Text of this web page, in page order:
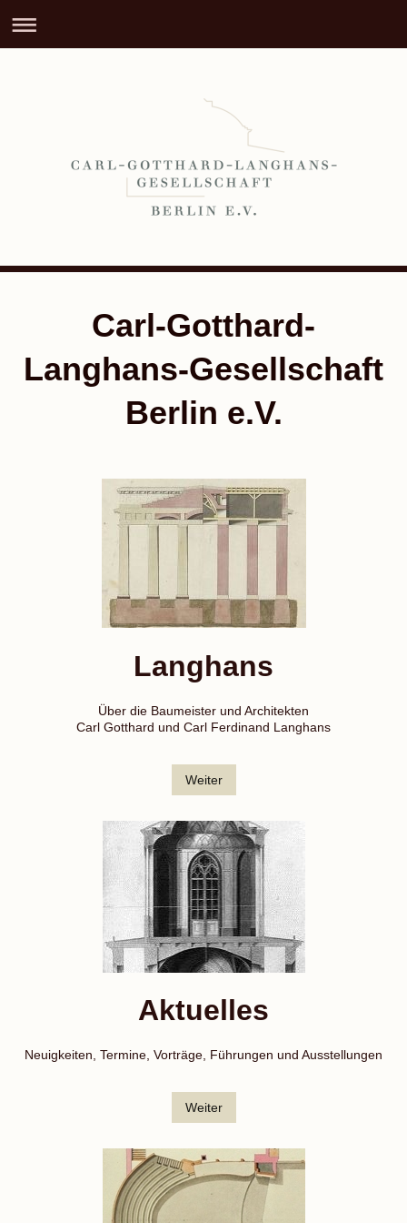
Carl-Gotthard-
Langhans-Gesellschaft
Berlin e.V.
Langhans
Über die Baumeister und Architekten
Carl Gotthard und Carl Ferdinand Langhans
Weiter
Aktuelles
Neuigkeiten, Termine, Vorträge, Führungen und Ausstellungen
Weiter